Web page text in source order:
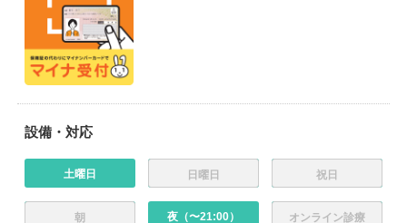
設備・対応
土曜日 日曜日 祝日
朝 夜（〜21:00） オンライン診療